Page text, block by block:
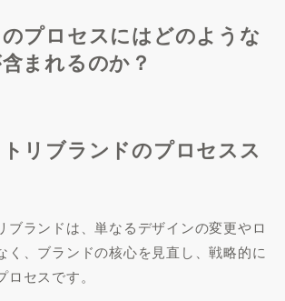
プロセスにはどのような
まれるのか？
リブランドのプロセスス
ブランドは、単なるデザインの変更やロ
く、ブランドの核心を見直し、戦略的に
セスです。